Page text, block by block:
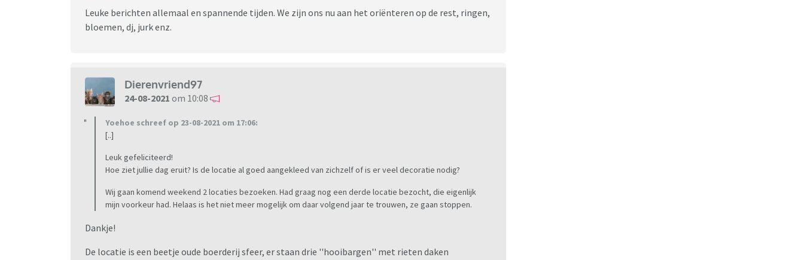
Leuke berichten allemaal en spannende tijden. We zijn ons nu aan het oriënteren op de rest, ringen,
bloemen, dj, jurk enz.
Dierenvriend97
24-08-2021 om 10:08
Yoehoe schreef op 23-08-2021 om 17:06:
[..]
Leuk gefeliciteerd!
Hoe ziet jullie dag eruit? Is de locatie al goed aangekleed van zichzelf of is er veel decoratie nodig?
Wij gaan komend weekend 2 locaties bezoeken. Had graag nog een derde locatie bezocht, die eigenlijk
mijn voorkeur had. Helaas is het niet meer mogelijk om daar volgend jaar te trouwen, ze gaan stoppen.
Dankje!
De locatie is een beetje oude boerderij sfeer, er staan drie ''hooibargen'' met rieten daken